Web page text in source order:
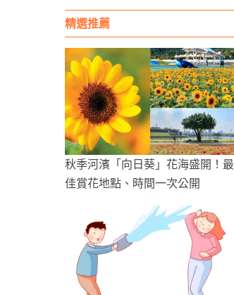
精選推薦
秋季河濱「向日葵」花海盛開！最
佳賞花地點、時間一次公開